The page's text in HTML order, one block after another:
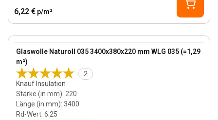
6,22 € p/m²
Glaswolle Naturoll 035 3400x380x220 mm WLG 035 (=1,29
m²)
2
Knauf Insulation
Stärke (in mm): 220
Länge (in mm): 3400
Rd-Wert: 6.25
View product